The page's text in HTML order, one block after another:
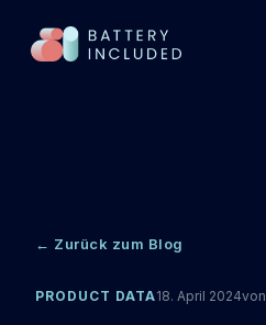
AI RECOS
HYBRID LLM SEARCH
← Zurück zum Blog
PRODUCT DATA18. April 2024von